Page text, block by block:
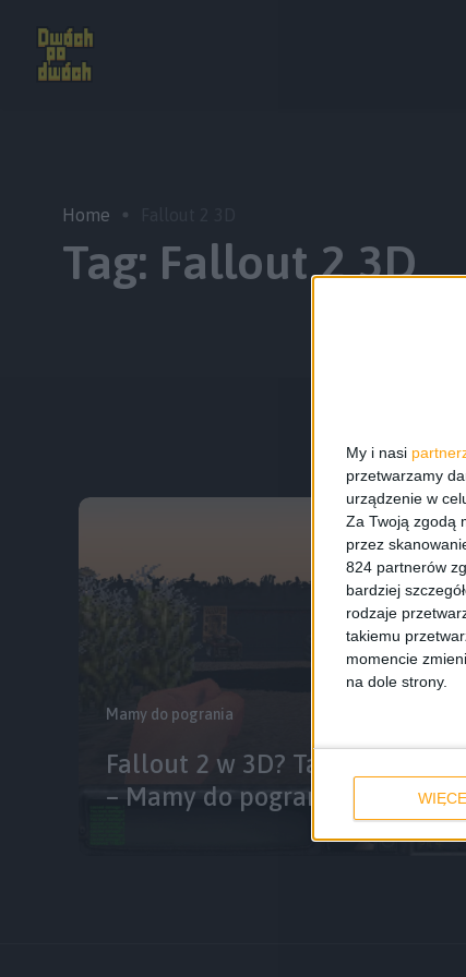
My i nasi
przetwarzamy
urządzenie w
Za Twoją zgodą
przez
824 partnerów
bardziej
rodzaje
takiemu
momencie
na dole strony.
Home
Tag: Fallout 2 3D
Mamy do pogrania
Fallout 2 w 3D? Tak i to za
– Mamy do pogrania #23